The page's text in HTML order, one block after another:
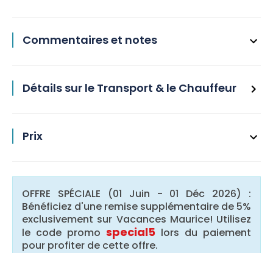
Commentaires et notes
Détails sur le Transport & le Chauffeur
Prix
OFFRE SPÉCIALE (01 Juin - 01 Déc 2026) :
Bénéficiez d'une remise supplémentaire de 5%
exclusivement sur Vacances Maurice! Utilisez
le code promo special5 lors du paiement
pour profiter de cette offre.